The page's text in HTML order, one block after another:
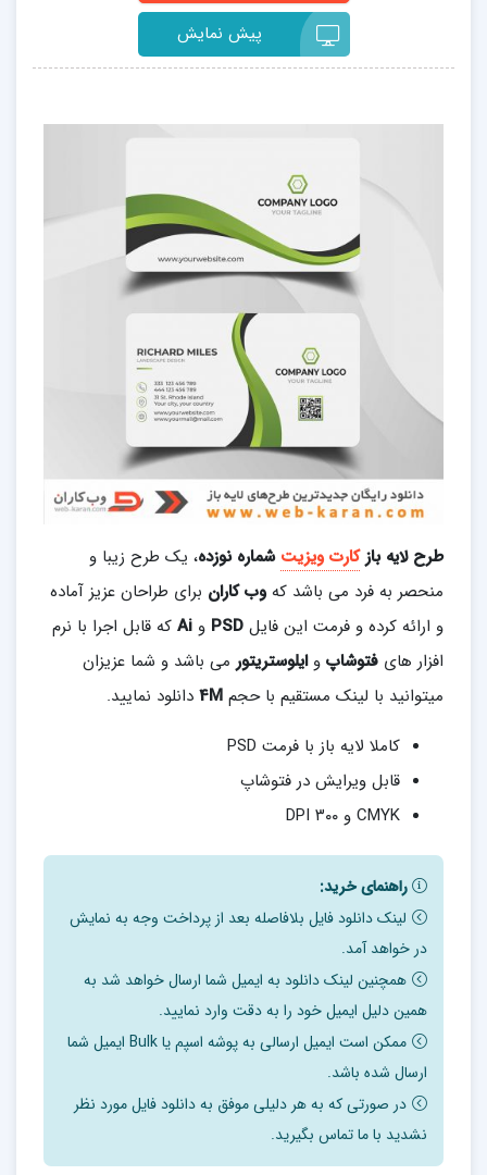
پیش نمایش
طرح لایه بازکارت ویزیت شماره نوزده، یک طرح زیبا و
منحصر به فرد می باشد که وب کاران برای طراحان عزیز آماده
و ارائه کرده و فرمت این فایل PSD و Ai که قابل اجرا با نرم
افزار های فتوشاپ وایلوستریتورمی باشد و شما عزیزان
میتوانید با لینک مستقیم با حجم 4M دانلود نمایید.
کاملا لایه باز با فرمت PSD
قابل ویرایش در فتوشاپ
CMYK و ۳۰۰ DPI
راهنمای خرید:
لینک دانلود فایل بلافاصله بعد از پرداخت وجه به نمایش
در خواهد آمد.
همچنین لینک دانلود به ایمیل شما ارسال خواهد شد به
همین دلیل ایمیل خود را به دقت وارد نمایید.
ممکن است ایمیل ارسالی به پوشه اسپم یا Bulk ایمیل شما
ارسال شده باشد.
در صورتی که به هر دلیلی موفق به دانلود فایل مورد نظر
نشدید با ما تماس بگیرید.